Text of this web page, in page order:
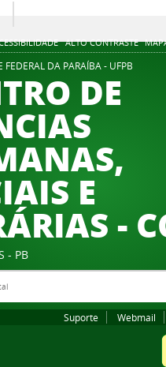
ALTO CONTRASTE
FEDERAL DA PARAÍBA - UFPB
DE
E
-
- PB
Suporte Webmail